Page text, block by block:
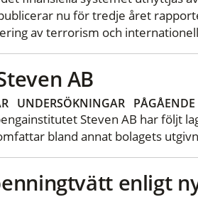
nu för tredje året
av terrorism och
AB
UNDERSÖKNINGAR PÅGÅENDE
Steven AB har följt
bland annat bolagets
enligt